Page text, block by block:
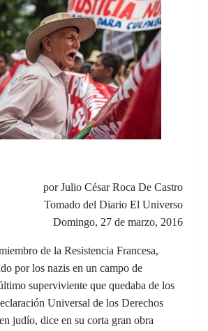
por Julio César Roca De Castro
Tomado del Diario El Universo
Domingo, 27 de marzo, 2016
de la Resistencia Francesa,
por los nazis en un campo de
superviviente que quedaba de los
Universal de los Derechos
judío, dice en su corta gran obra